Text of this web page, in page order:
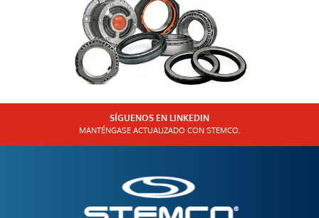
SÍGUENOS EN LINKEDIN
MANTÉNGASE ACTUALIZADO CON STEMCO.